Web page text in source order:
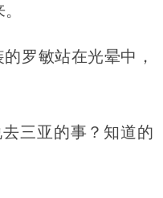
罗敏站在光晕中，
三亚的事？知道的